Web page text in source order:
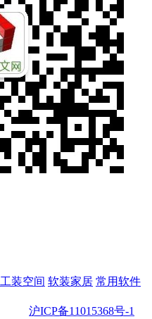
工装空间 软装家居 常用软件
沪ICP备11015368号-1